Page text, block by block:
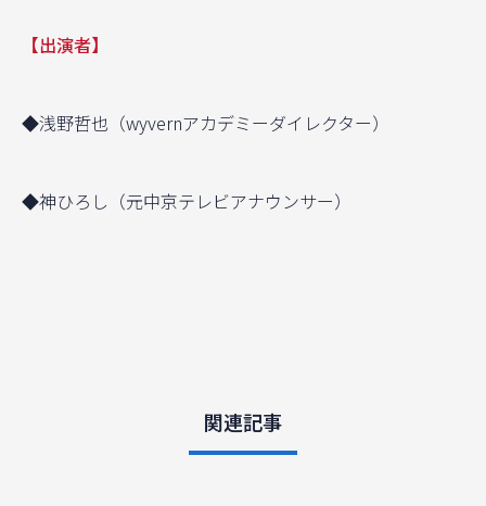
【出演者】
◆浅野哲也（wyvernアカデミーダイレクター）
◆神ひろし（元中京テレビアナウンサー）
関連記事